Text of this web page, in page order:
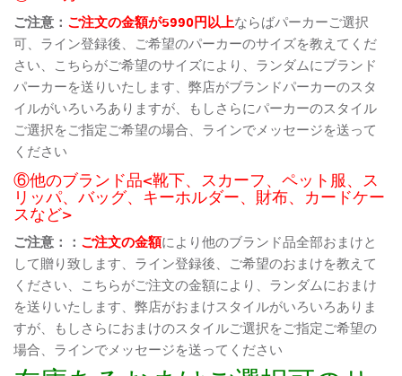
ご注意： ご注文の金額が5990円以上ならばパーカーご選択
可、ライン登録後、ご希望のパーカーのサイズを教えてくだ
さい、こちらがご希望のサイズにより、ランダムにブランド
パーカーを送りいたします、弊店がブランドパーカーのスタ
イルがいろいろありますが、もしさらにパーカーのスタイル
ご選択をご指定ご希望の場合、ラインでメッセージを送って
ください
⑥他のブランド品<靴下、スカーフ、ペット服、ス
リッパ、バッグ、キーホルダー、財布、カードケー
スなど>
ご注意：： ご注文の金額により他のブランド品全部おまけと
して贈り致します、ライン登録後、ご希望のおまけを教えて
ください、こちらがご注文の金額により、ランダムにおまけ
を送りいたします、弊店がおまけスタイルがいろいろありま
すが、もしさらにおまけのスタイルご選択をご指定ご希望の
場合、ラインでメッセージを送ってください